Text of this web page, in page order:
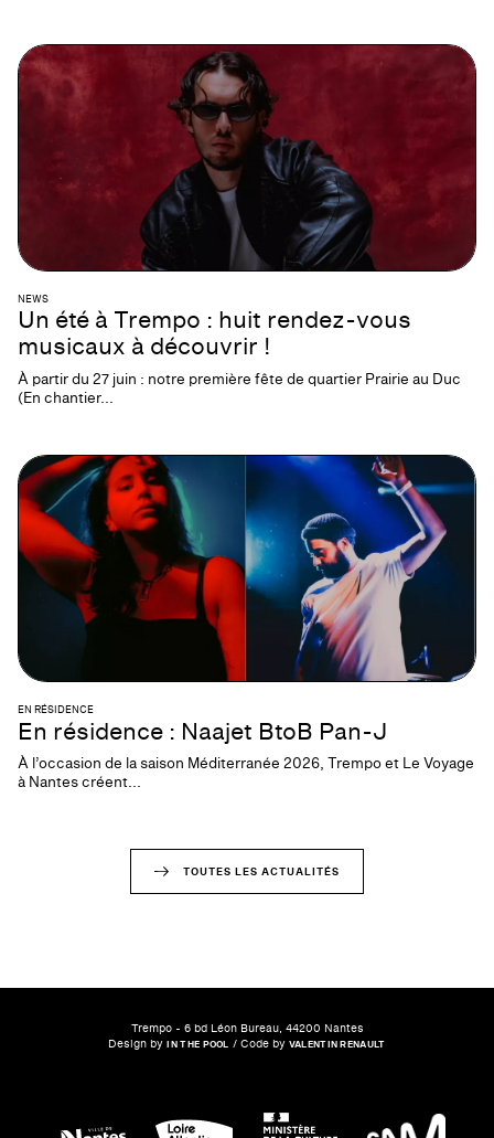
NEWS
Un été à Trempo : huit rendez-vous
musicaux à découvrir !
À partir du 27 juin : notre première fête de quartier Prairie au Duc
(En chantier...
EN RÉSIDENCE
En résidence : Naajet BtoB Pan-J
À l’occasion de la saison Méditerranée 2026, Trempo et Le Voyage
à Nantes créent...
TOUTES LES ACTUALITÉS
Trempo - 6 bd Léon Bureau, 44200 Nantes
Design byIN THE POOL / Code by VALENTIN RENAULT